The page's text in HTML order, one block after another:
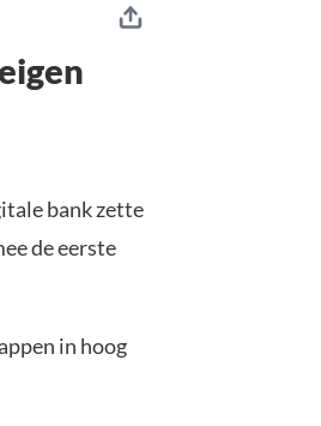
bank zette
de eerste
in hoog